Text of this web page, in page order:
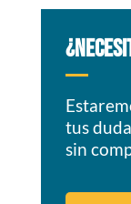
tus
sin